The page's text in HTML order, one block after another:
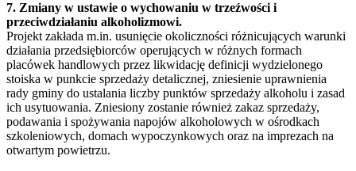
7. Zmiany w ustawie o wychowaniu w trzeźwości i
przeciwdziałaniu alkoholizmowi.
Projekt zakłada m.in. usunięcie okoliczności różnicujących warunki
działania przedsiębiorców operujących w różnych formach
placówek handlowych przez likwidację definicji wydzielonego
stoiska w punkcie sprzedaży detalicznej, zniesienie uprawnienia
rady gminy do ustalania liczby punktów sprzedaży alkoholu i zasad
ich usytuowania. Zniesiony zostanie również zakaz sprzedaży,
podawania i spożywania napojów alkoholowych w ośrodkach
szkoleniowych, domach wypoczynkowych oraz na imprezach na
otwartym powietrzu.